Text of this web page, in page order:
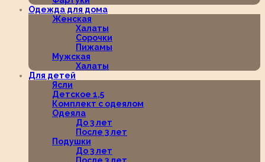
Одежда для дома
Женская
Халаты
Сорочки
Пижамы
Мужская
Халаты
Для детей
Ясли
Детское 1,5
Комплект с одеялом
Одеяла
До 3 лет
После 3 лет
Подушки
До 3 лет